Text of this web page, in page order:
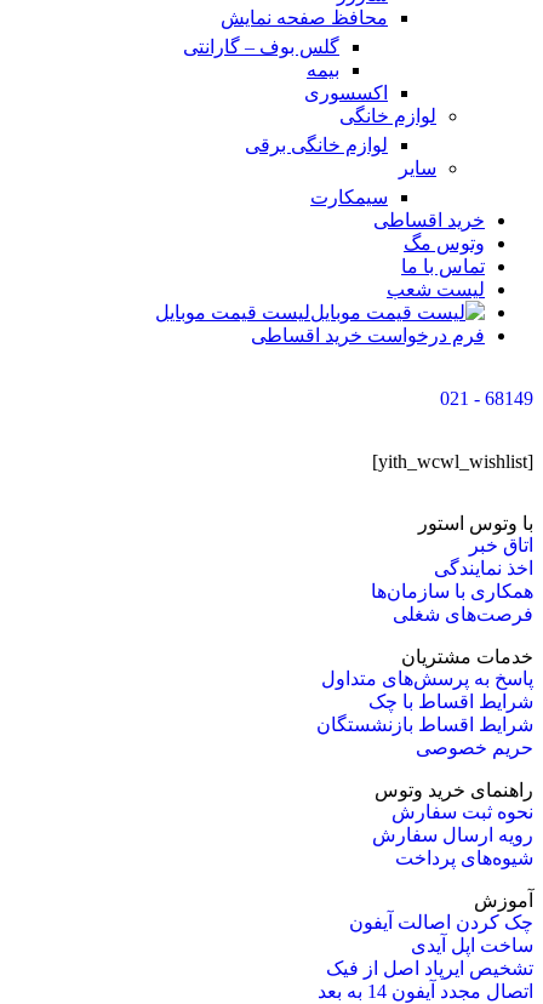
محافظ صفحه نمایش
گلس بوف – گارانتی
بیمه
اکسسوری
لوازم خانگی
لوازم خانگی برقی
سایر
سیمکارت
خرید اقساطی
وتوس مگ
تماس با ما
لیست شعب
لیست قیمت موبایل
فرم درخواست خرید اقساطی
68149 - 021
[yith_wcwl_wishlist]
با وتوس استور
اتاق خبر
اخذ نمایندگی
همکاری با سازمان‌ها
فرصت‌های شغلی
خدمات مشتریان
پاسخ به پرسش‌های متداول
شرایط اقساط با چک
شرایط اقساط بازنشستگان
حریم خصوصی
راهنمای خرید وتوس
نحوه ثبت سفارش
رویه ارسال سفارش
شیوه‌های پرداخت
آموزش
چک کردن اصالت آیفون
ساخت اپل آیدی
تشخیص ایرپاد اصل از فیک
اتصال مجدد آیفون 14 به بعد